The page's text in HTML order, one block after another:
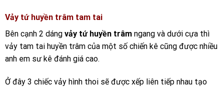
Vảy tứ huyền trâm tam tai
Bên cạnh 2 dáng vảy tứ huyền trâm ngang và dưới cựa thì
vảy tam tai huyền trâm của một số chiến kê cũng được nhiều
anh em sư kê đánh giá cao.
Ở đây 3 chiếc vảy hình thoi sẽ được xếp liên tiếp nhau tạo